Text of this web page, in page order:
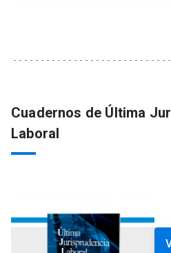
Cuadernos de Última
Laboral